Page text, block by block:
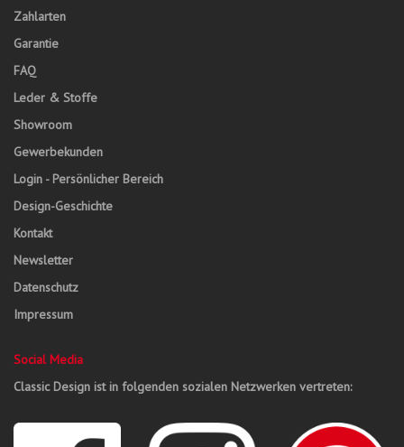
Zahlarten
Garantie
FAQ
Leder & Stoffe
Showroom
Gewerbekunden
Login - Persönlicher Bereich
Design-Geschichte
Kontakt
Newsletter
Datenschutz
Impressum
Social Media
Classic Design ist in folgenden sozialen Netzwerken vertreten: